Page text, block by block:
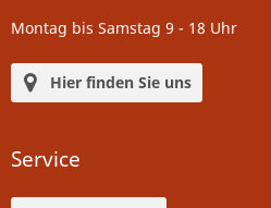
Montag bis Samstag 9 - 18 Uhr
Hier finden Sie uns
Service